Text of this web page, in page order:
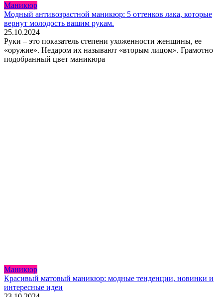
Маникюр
Модный антивозрастной маникюр: 5 оттенков лака, которые
вернут молодость вашим рукам.
25.10.2024
Руки – это показатель степени ухоженности женщины, ее
«оружие». Недаром их называют «вторым лицом». Грамотно
подобранный цвет маникюра
Маникюр
Красивый матовый маникюр: модные тенденции, новинки и
интересные идеи